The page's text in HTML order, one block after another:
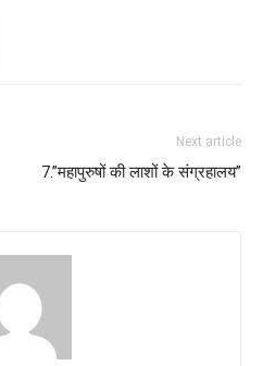
Next article
7.”महापुरुषों की लाशों के संग्रहालय”